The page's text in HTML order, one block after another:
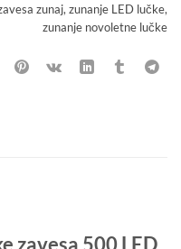
zunaj, zunanje LED lučke,
zunanje novoletne lučke
zavesa 500 LED